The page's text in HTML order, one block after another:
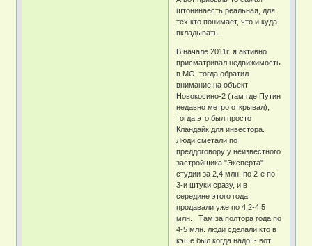
штонинаесть реальная, для
тех кто понимает, что и куда
вкладывать.
В начале 2011г. я активно
присматривал недвижимость
в МО, тогда обратил
внимание на объект
Новокосино-2 (там где Путин
недавно метро открывал),
тогда это был просто
Кландайк для инвестора.
Люди сметали по
преддоговору у неизвестного
застройщика "Эксперта"
студии за 2,4 млн. по 2-е по
3-и штуки сразу, и в
середине этого года
продавали уже по 4,2-4,5
млн. Там за полтора года по
4-5 млн. люди сделали кто в
кэше был когда надо! - вот